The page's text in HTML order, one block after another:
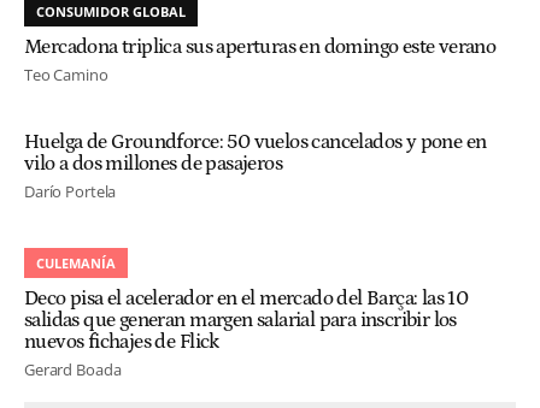
CONSUMIDOR GLOBAL
Mercadona triplica sus aperturas en domingo este verano
Teo Camino
Huelga de Groundforce: 50 vuelos cancelados y pone en
vilo a dos millones de pasajeros
Darío Portela
CULEMANÍA
Deco pisa el acelerador en el mercado del Barça: las 10
salidas que generan margen salarial para inscribir los
nuevos fichajes de Flick
Gerard Boada